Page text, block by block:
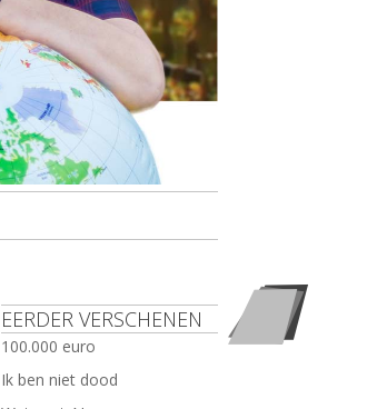
EERDER VERSCHENEN
100.000 euro
Ik ben niet dood